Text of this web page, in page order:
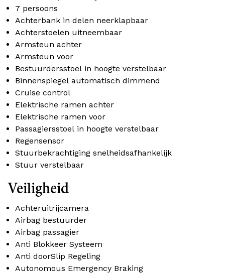
7 persoons
Achterbank in delen neerklapbaar
Achterstoelen uitneembaar
Armsteun achter
Armsteun voor
Bestuurdersstoel in hoogte verstelbaar
Binnenspiegel automatisch dimmend
Cruise control
Elektrische ramen achter
Elektrische ramen voor
Passagiersstoel in hoogte verstelbaar
Regensensor
Stuurbekrachtiging snelheidsafhankelijk
Stuur verstelbaar
Veiligheid
Achteruitrijcamera
Airbag bestuurder
Airbag passagier
Anti Blokkeer Systeem
Anti doorSlip Regeling
Autonomous Emergency Braking